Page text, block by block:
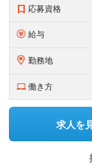
応募資格
給与
勤務地
働き方
求人を